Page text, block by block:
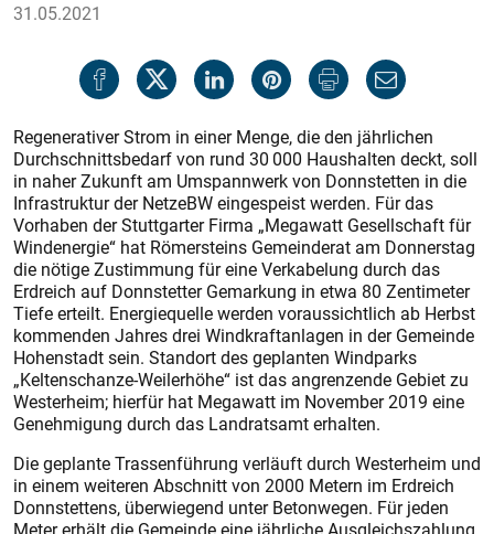
31.05.2021
Regenerativer Strom in einer Menge, die den jährlichen
Durchschnittsbedarf von rund 30 000 Haushalten deckt, soll
in naher Zukunft am Umspannwerk von Donnstetten in die
Infrastruktur der NetzeBW eingespeist werden. Für das
Vorhaben der Stuttgarter Firma „Megawatt Gesellschaft für
Windenergie“ hat Römersteins Gemeinderat am Donnerstag
die nötige Zustimmung für eine Verkabelung durch das
Erdreich auf Donnstetter Gemarkung in etwa 80 Zentimeter
Tiefe erteilt. Energiequelle werden voraussichtlich ab Herbst
kommenden Jahres drei Windkraftanlagen in der Gemeinde
Hohenstadt sein. Standort des geplanten Windparks
„Keltenschanze-Weilerhöhe“ ist das angrenzende Gebiet zu
Westerheim; hierfür hat Megawatt im November 2019 eine
Genehmigung durch das Landratsamt erhalten.
Die geplante Trassenführung verläuft durch Westerheim und
in einem weiteren Abschnitt von 2000 Metern im Erdreich
Donnstettens, überwiegend unter Betonwegen. Für jeden